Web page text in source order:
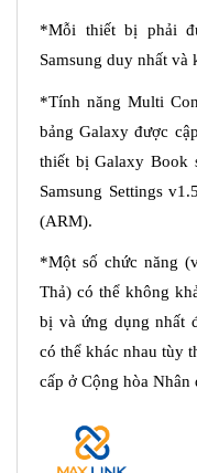
*Mỗi thiết bị phải
Samsung duy nhất
*Tính năng Multi
bảng Galaxy được
thiết bị Galaxy Book
Samsung Settings
(ARM).
*Một số chức năng
Thả) có thể không
bị và ứng dụng nhất
có thể khác nhau tùy
cấp ở Cộng hòa Nhân